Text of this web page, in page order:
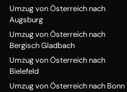
Umzug von Österreich nach
Augsburg
Umzug von Österreich nach
Bergisch Gladbach
Umzug von Österreich nach
Bielefeld
Umzug von Österreich nach Bonn